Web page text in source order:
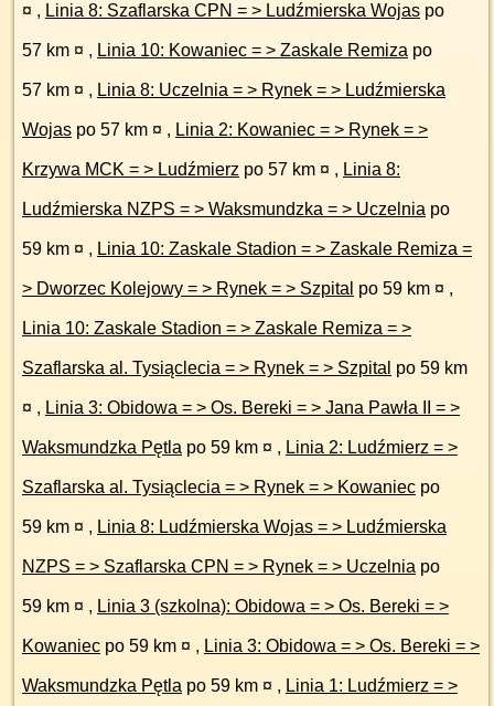
¤ , Linia 8: Szaflarska CPN = > Ludźmierska Wojas po
57 km ¤ , Linia 10: Kowaniec = > Zaskale Remiza po
57 km ¤ , Linia 8: Uczelnia = > Rynek = > Ludźmierska
Wojas po 57 km ¤ , Linia 2: Kowaniec = > Rynek = >
Krzywa MCK = > Ludźmierz po 57 km ¤ , Linia 8:
Ludźmierska NZPS = > Waksmundzka = > Uczelnia po
59 km ¤ , Linia 10: Zaskale Stadion = > Zaskale Remiza =
> Dworzec Kolejowy = > Rynek = > Szpital po 59 km ¤ ,
Linia 10: Zaskale Stadion = > Zaskale Remiza = >
Szaflarska al. Tysiąclecia = > Rynek = > Szpital po 59 km
¤ , Linia 3: Obidowa = > Os. Bereki = > Jana Pawła II = >
Waksmundzka Pętla po 59 km ¤ , Linia 2: Ludźmierz = >
Szaflarska al. Tysiąclecia = > Rynek = > Kowaniec po
59 km ¤ , Linia 8: Ludźmierska Wojas = > Ludźmierska
NZPS = > Szaflarska CPN = > Rynek = > Uczelnia po
59 km ¤ , Linia 3 (szkolna): Obidowa = > Os. Bereki = >
Kowaniec po 59 km ¤ , Linia 3: Obidowa = > Os. Bereki = >
Waksmundzka Pętla po 59 km ¤ , Linia 1: Ludźmierz = >